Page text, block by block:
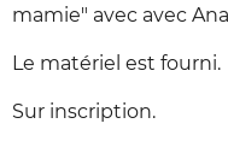
mamie" avec avec
Le matériel est fourni.
Sur inscription.